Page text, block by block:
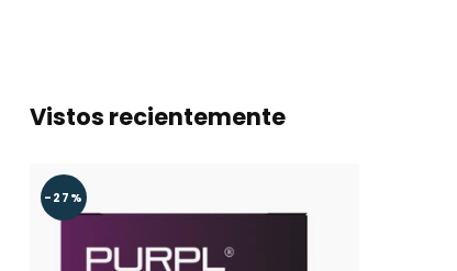
Vistos recientemente
-27%